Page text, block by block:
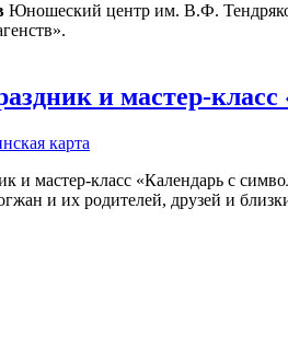
Юношеский центр им. В.Ф.
и мастер-
карта
и их родителей, друзей и